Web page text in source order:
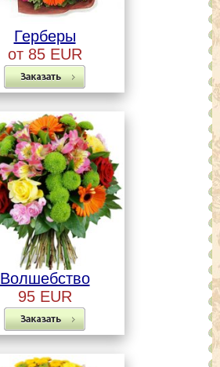
Герберы
от 85 EUR
Волшебство
95 EUR